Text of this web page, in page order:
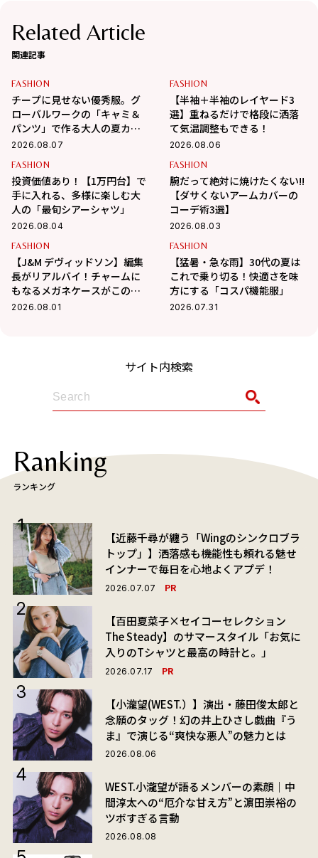
Related Article
関連記事
FASHION
チープに見せない優秀服。グ
ローバルワークの「キャミ＆
パンツ」で作る大人の夏カジ
ュアル
2026.08.07
FASHION
【半袖＋半袖のレイヤード3
選】重ねるだけで格段に洒落
て気温調整もできる！
2026.08.06
FASHION
投資価値あり！【1万円台】で
手に入れる、多様に楽しむ大
人の「最旬シアーシャツ」
2026.08.04
FASHION
腕だって絶対に焼けたくない!!
【ダサくないアームカバーの
コーデ術3選】
2026.08.03
FASHION
【J&M デヴィッドソン】編集
長がリアルバイ！チャームに
もなるメガネケースがこの夏
大活躍の予感
2026.08.01
FASHION
【猛暑・急な雨】30代の夏は
これで乗り切る！快適さを味
方にする「コスパ機能服」
2026.07.31
サイト内検索
Ranking
ランキング
【近藤千尋が纏う「Wingのシンクロブラ
トップ」】洒落感も機能性も頼れる魅せ
インナーで毎日を心地よくアプデ！
2026.07.07 PR
【百田夏菜子×セイコーセレクション
The Steady】のサマースタイル「お気に
入りのTシャツと最高の時計と。」
2026.07.17 PR
【小瀧望(WEST.）】演出・藤田俊太郎と
念願のタッグ！幻の井上ひさし戯曲『う
ま』で演じる“爽快な悪人”の魅力とは
2026.08.06
WEST.小瀧望が語るメンバーの素顔｜中
間淳太への“厄介な甘え方”と濵田崇裕の
ツボすぎる言動
2026.08.08